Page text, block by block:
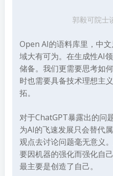
郭毅可院士
Open AI的语料库里，中
域大有可为。在生成性AI
储备。我们更需要思考如
时也需要具备技术理想主
拓。
对于ChatGPT暴露出的问
为AI的飞速发展只会替代
观点去讨论问题毫无意义
要因机器的强化而强化自
最主要是创造了自己。